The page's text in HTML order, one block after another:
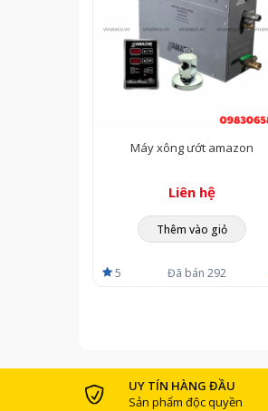
Máy xông ướt amazon
Liên hệ
Thêm vào giỏ
5 Đã bán 292
UY TÍN HÀNG ĐẦU
Sản phẩm độc quyền